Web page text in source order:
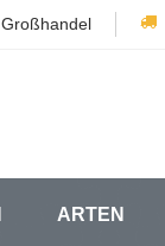
Großhandel
ARTEN